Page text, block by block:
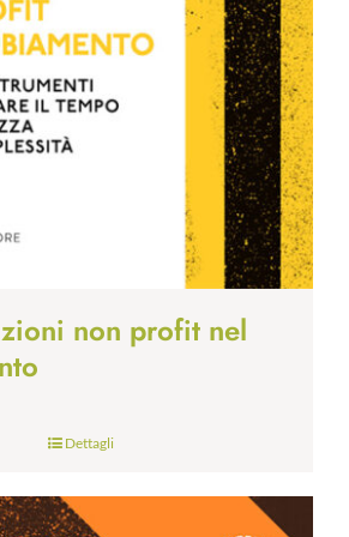
non profit nel
prezzo:
Dettagli